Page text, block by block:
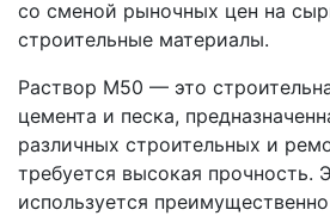
со сменой рыночных цен на
строительные материалы.
Раствор М50 — это
цемента и песка,
различных строительных и
требуется высокая прочность.
используется